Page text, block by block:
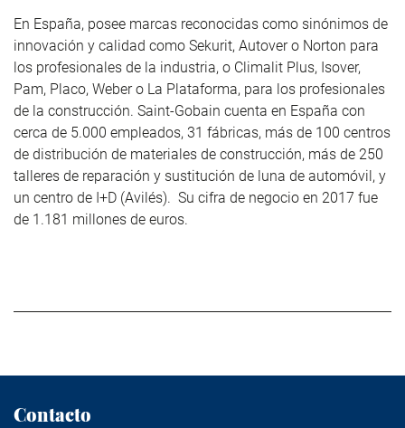
En España, posee marcas reconocidas como sinónimos de
innovación y calidad como Sekurit, Autover o Norton para
los profesionales de la industria, o Climalit Plus, Isover,
Pam, Placo, Weber o La Plataforma, para los profesionales
de la construcción. Saint-Gobain cuenta en España con
cerca de 5.000 empleados, 31 fábricas, más de 100 centros
de distribución de materiales de construcción, más de 250
talleres de reparación y sustitución de luna de automóvil, y
un centro de I+D (Avilés). Su cifra de negocio en 2017 fue
de 1.181 millones de euros.
Contacto